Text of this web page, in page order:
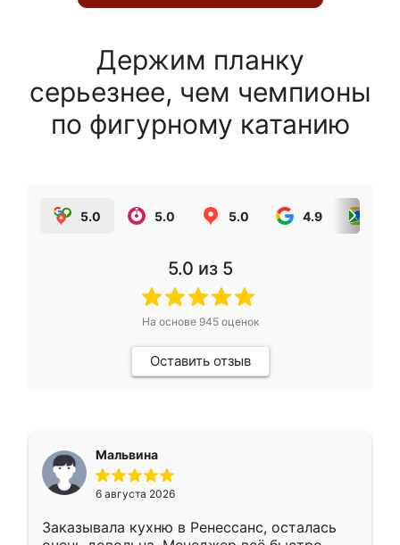
Держим планку
серьезнее, чем чемпионы
по фигурному катанию
5.0 5.0 5.0 4.9
5.0 из 5
На основе 945оценок
Оставить отзыв
Мальвина
6 августа 2026
Заказывала кухню в Ренессанс, осталась